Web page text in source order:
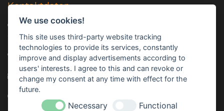
Kontaktdaten
Adresse: Trailer Center GmbH, Oberhinkofener Str. 11, 93083
Gebelkofen, GERMANY
Telefon:+49 (0) 9453 - 3107320
E-mail:info@trailer-center-shop.com
Monday - Friday: 8:00 am - 17:00 pm
We use cookies!
This site uses third-party website tracking
technologies to provide its services, constantly
improve and display advertisements according to
users' interests. I agree to this and can revoke or
change my consent at any time with effect for the
future.
Necessary
Functional